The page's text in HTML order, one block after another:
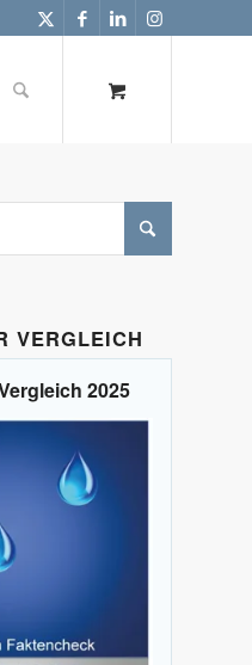
VERGLEICH
2025